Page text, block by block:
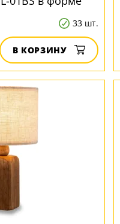
33 шт.
В КОРЗИНУ